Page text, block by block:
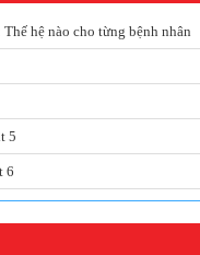
hệ nào cho từng bệnh nhân
5
6